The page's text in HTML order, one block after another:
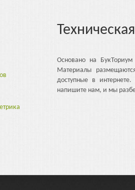
Основано на
Материалы
доступные в
напишите нам, и мы